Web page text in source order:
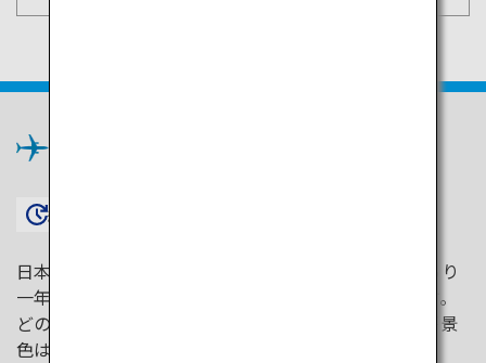
約1時間45分〜
日本列島の南西部に位置する九州は、黒潮の影響もあり
一年中比較的温暖な気候の中で過ごすことができます。
どの季節に来ても魅力あふれるエリアですが、春の桜景
色は圧巻。